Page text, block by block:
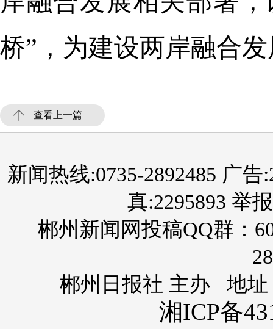
桥”，为建设两岸融合
查看上一篇
新闻热线:0735-2892485 广告
真:2295893 举
郴州新闻网投稿QQ群：
郴州日报社 主办 地址
湘ICP备